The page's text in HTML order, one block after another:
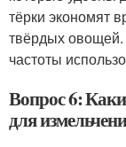
тёрки экономят
твёрдых
частоты
Вопрос 6:
для